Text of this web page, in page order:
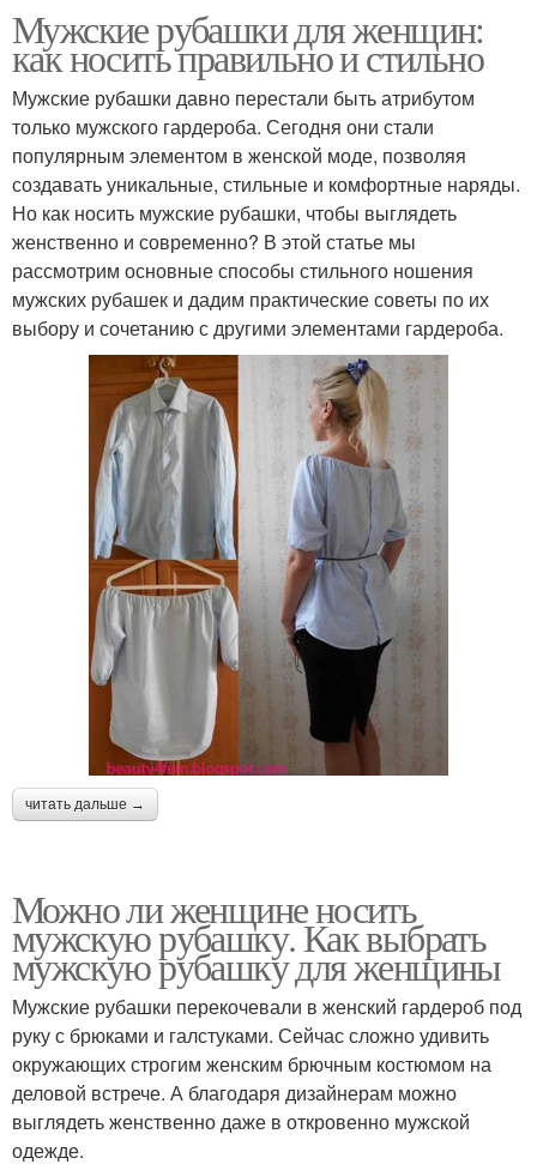
Мужские рубашки для женщин:
как носить правильно и стильно
Мужские рубашки давно перестали быть атрибутом
только мужского гардероба. Сегодня они стали
популярным элементом в женской моде, позволяя
создавать уникальные, стильные и комфортные наряды.
Но как носить мужские рубашки, чтобы выглядеть
женственно и современно? В этой статье мы
рассмотрим основные способы стильного ношения
мужских рубашек и дадим практические советы по их
выбору и сочетанию с другими элементами гардероба.
читать дальше →
Можно ли женщине носить
мужскую рубашку. Как выбрать
мужскую рубашку для женщины
Мужские рубашки перекочевали в женский гардероб под
руку с брюками и галстуками. Сейчас сложно удивить
окружающих строгим женским брючным костюмом на
деловой встрече. А благодаря дизайнерам можно
выглядеть женственно даже в откровенно мужской
одежде.